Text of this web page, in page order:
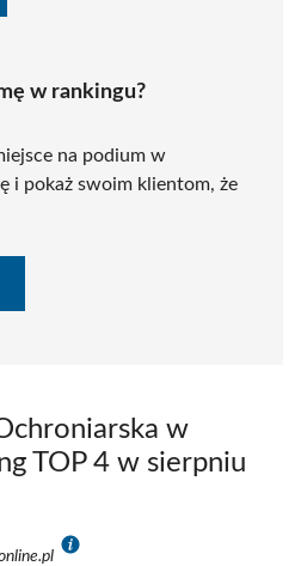
w rankingu?
na podium w
i pokaż swoim klientom, że
w
TOP 4 w sierpniu